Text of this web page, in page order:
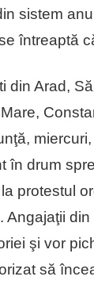
sistem
întreaptă
din Arad,
în drum
protestul
Angajaţii
şi vor
să